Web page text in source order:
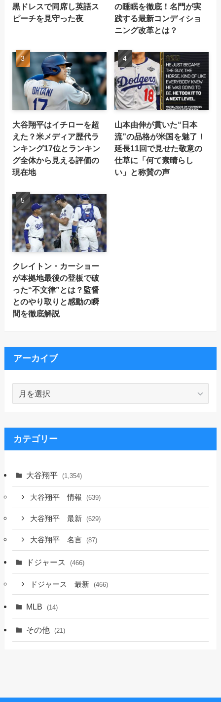
黒ドレスで同席し英語ス
ピーチを見守った夜
の睡眠を徹底！名門が実
践する最新コンディショ
ニング改革とは？
大谷翔平はイチローを超
えた？米メディア歴代ラ
ンキング17位とランキン
グ全体から見える評価の
現在地
山本由伸が貫いた“日本
流”の品格が米国を魅了！
延長11回で見せた敬意の
仕草に「何て素晴らし
い」と称賛の声
クレイトン・カーショー
が本拠地最後の登板で破
った“不文律”とは？監督
とのやり取りと感動の瞬
間を徹底解説
アーカイブ
イ
ブ
カテゴリー
大谷翔平 (1,354)
大谷翔平 情報 (639)
大谷翔平 最新 (629)
大谷翔平 名言 (87)
ドジャース (466)
ドジャース 最新 (466)
MLB (14)
その他 (21)